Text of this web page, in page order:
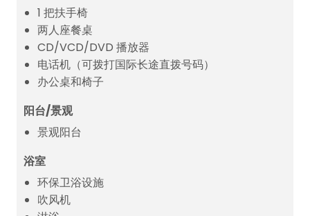
1 把扶手椅
两人座餐桌
CD/VCD/DVD 播放器
电话机（可拨打国际长途直拨号码）
办公桌和椅子
阳台/景观
景观阳台
浴室
环保卫浴设施
吹风机